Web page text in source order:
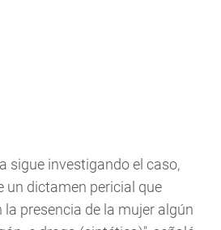
sigue investigando el caso,
un dictamen pericial que
presencia de la mujer algún